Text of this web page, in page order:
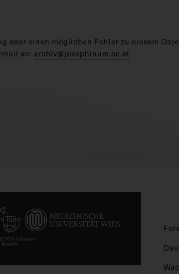
oder einen möglichen Fehler zu diesem
an: archiv@josephinum.ac.at